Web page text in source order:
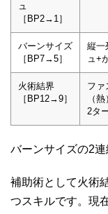
ュ
［BP2→1］
バーンサイズ
［BP7→5］
縦一
ュ+
火術結界
［BP12→9］
ファ
（
2タ
バーンサイズの2連
補助術として火術
つスキルです。現